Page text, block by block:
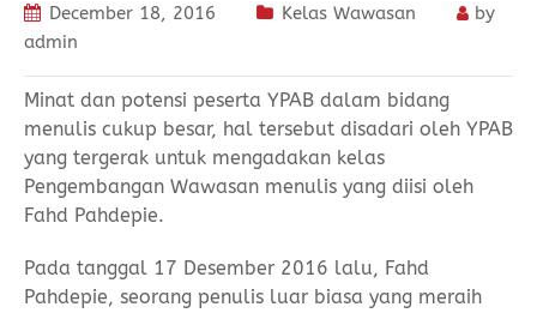
December 18, 2016 Kelas Wawasan
by
admin
Minat dan potensi peserta YPAB dalam bidang
menulis cukup besar, hal tersebut disadari oleh YPAB
yang tergerak untuk mengadakan kelas
Pengembangan Wawasan menulis yang diisi oleh
Fahd Pahdepie.
Pada tanggal 17 Desember 2016 lalu, Fahd
Pahdepie, seorang penulis luar biasa yang meraih